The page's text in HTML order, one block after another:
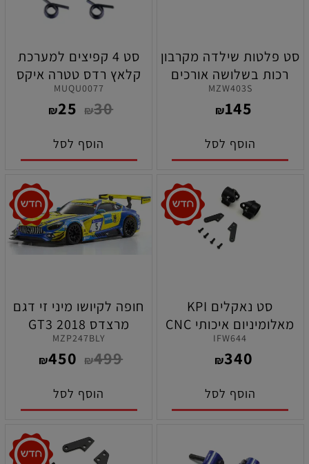
סט פלטות שילדה מקרבון
רכות בשלושה אורכים
שונים לרכבי קיושו מיני-זי
2X4
MZW403S
₪145
הוסף לסל
סט 4 קפיצים למערכת
קלאץ רדס טטרה איקס
החדשה בעובי 1.0 מ"מ
MUQU0077
₪30
₪25
הוסף לסל
סט נאקלים KPI
מאלומיניום איכותי CNC
ופלטות היגוי לרכבי קיושו
MP10 ניטרו וחשמל
IFW644
₪340
הוסף לסל
חופה לקיושו מיני זי דגם
מרצדס GT3 2018
כחולה/צהובה לקיושו מיני
זי 2X4
MZP247BLY
₪499
₪450
הוסף לסל